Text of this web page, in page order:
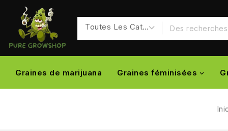
Graines de marijuana Graines féminisées